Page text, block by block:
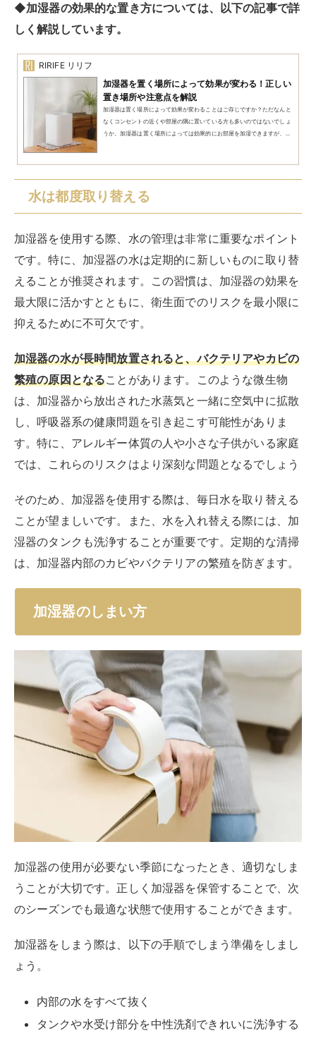
◆加湿器の効果的な置き方については、以下の記事で詳
しく解説しています。
RIRIFE リリフ
加湿器を置く場所によって効果が変わる！正しい
置き場所や注意点を解説
加湿器は置く場所によって効果が変わることはご存じですか？ただなんと
なくコンセントの近くや部屋の隅に置いている方も多いのではないでしょ
うか。加湿器は置く場所によっては効果的にお部屋を加湿できますが、...
水は都度取り替える
加湿器を使用する際、水の管理は非常に重要なポイント
です。特に、加湿器の水は定期的に新しいものに取り替
えることが推奨されます。この習慣は、加湿器の効果を
最大限に活かすとともに、衛生面でのリスクを最小限に
抑えるために不可欠です。
加湿器の水が長時間放置されると、バクテリアやカビの
繁殖の原因となることがあります。このような微生物
は、加湿器から放出された水蒸気と一緒に空気中に拡散
し、呼吸器系の健康問題を引き起こす可能性がありま
す。特に、アレルギー体質の人や小さな子供がいる家庭
では、これらのリスクはより深刻な問題となるでしょう
そのため、加湿器を使用する際は、毎日水を取り替える
ことが望ましいです。また、水を入れ替える際には、加
湿器のタンクも洗浄することが重要です。定期的な清掃
は、加湿器内部のカビやバクテリアの繁殖を防ぎます。
加湿器のしまい方
加湿器の使用が必要ない季節になったとき、適切なしま
うことが大切です。正しく加湿器を保管することで、次
のシーズンでも最適な状態で使用することができます。
加湿器をしまう際は、以下の手順でしまう準備をしまし
ょう。
内部の水をすべて抜く
タンクや水受け部分を中性洗剤できれいに洗浄する